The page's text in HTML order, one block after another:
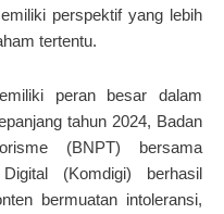
perspektif yang lebih
tertentu.
peran besar dalam
tahun 2024, Badan
(BNPT) bersama
(Komdigi) berhasil
bermuatan intoleransi,